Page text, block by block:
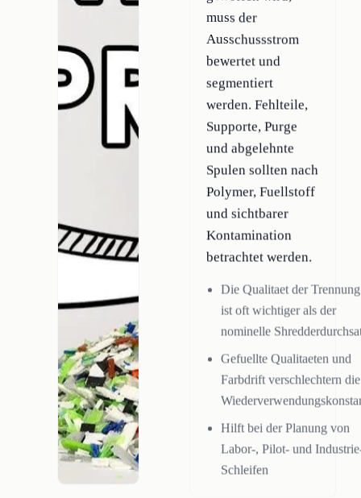
muss der
Ausschussstrom
bewertet und
segmentiert
werden. Fehlteile,
Supporte, Purge
und abgelehnte
Spulen sollten nach
Polymer, Fuellstoff
und sichtbarer
Kontamination
betrachtet werden.
Die Qualitaet der Trennung
ist oft wichtiger als der
nominelle
Gefuellte Qualitaeten und
Farbdrift verschlechtern die
Hilft bei der Planung von
Labor-, Pilot- und
Schleifen